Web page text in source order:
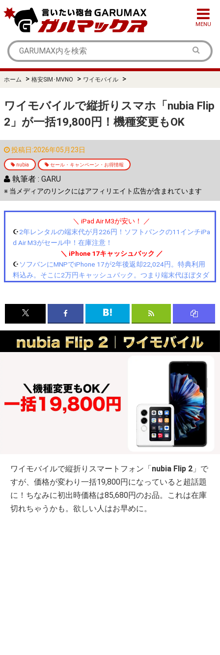
MENU
ホーム > 格安SIM･MVNO > ワイモバイル >
ワイモバイルで縦折りスマホ「nubia Flip
2」が一括19,800円！機種変更もOK
投稿日:2026年05月23日
nubia セール・キャンペーン・お得情報
執筆者 : GARU
※ 当メディアのリンクにはアフィリエイト広告が含まれています
＼ iPad Air M3が安い！ ／
☪️2年レンタルの端末代が月226円！ソフトバンクの11インチiPa
d Air M3がセール中！在庫注意！
＼ iPhone 17キャッシュバック ／
☪️ ソフバンにMNPでiPhone 17が2年後返却22,024円。特典利用
料込み。そこに2万円キャッシュバック。つまり端末代ほぼタダ
ワイモバイルで縦折りスマートフォン「 nubia Flip 2 」で
すが、価格が変わり一括19,800円になっていると超話題
に！ちなみに初出時価格は85,680円のお品。これは在庫
切れちゃうかも。欲しい人はお早めに。